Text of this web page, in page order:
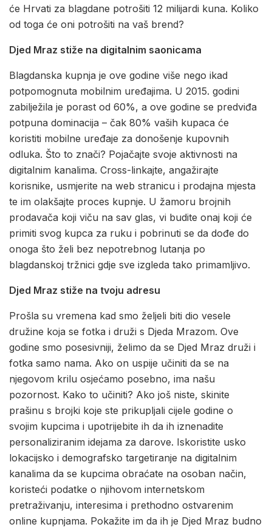
će Hrvati za blagdane potrošiti 12 milijardi kuna. Koliko
od toga će oni potrošiti na vaš brend?
Djed Mraz stiže na digitalnim saonicama
Blagdanska kupnja je ove godine više nego ikad
potpomognuta mobilnim uređajima. U 2015. godini
zabilježila je porast od 60%, a ove godine se predviđa
potpuna dominacija – čak 80% vaših kupaca će
koristiti mobilne uređaje za donošenje kupovnih
odluka. Što to znači? Pojačajte svoje aktivnosti na
digitalnim kanalima. Cross-linkajte, angažirajte
korisnike, usmjerite na web stranicu i prodajna mjesta
te im olakšajte proces kupnje. U žamoru brojnih
prodavača koji viču na sav glas, vi budite onaj koji će
primiti svog kupca za ruku i pobrinuti se da dođe do
onoga što želi bez nepotrebnog lutanja po
blagdanskoj tržnici gdje sve izgleda tako primamljivo.
Djed Mraz stiže na tvoju adresu
Prošla su vremena kad smo željeli biti dio vesele
družine koja se fotka i druži s Djeda Mrazom. Ove
godine smo posesivniji, želimo da se Djed Mraz druži i
fotka samo nama. Ako on uspije učiniti da se na
njegovom krilu osjećamo posebno, ima našu
pozornost. Kako to učiniti? Ako još niste, skinite
prašinu s brojki koje ste prikupljali cijele godine o
svojim kupcima i upotrijebite ih da ih iznenadite
personaliziranim idejama za darove. Iskoristite usko
lokacijsko i demografsko targetiranje na digitalnim
kanalima da se kupcima obraćate na osoban način,
koristeći podatke o njihovom internetskom
pretraživanju, interesima i prethodno ostvarenim
online kupnjama. Pokažite im da ih je Djed Mraz budno